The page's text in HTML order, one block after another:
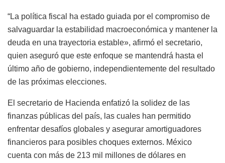
“La política fiscal ha estado guiada por el compromiso de
salvaguardar la estabilidad macroeconómica y mantener la
deuda en una trayectoria estable», afirmó el secretario,
quien aseguró que este enfoque se mantendrá hasta el
último año de gobierno, independientemente del resultado
de las próximas elecciones.
El secretario de Hacienda enfatizó la solidez de las
finanzas públicas del país, las cuales han permitido
enfrentar desafíos globales y asegurar amortiguadores
financieros para posibles choques externos. México
cuenta con más de 213 mil millones de dólares en